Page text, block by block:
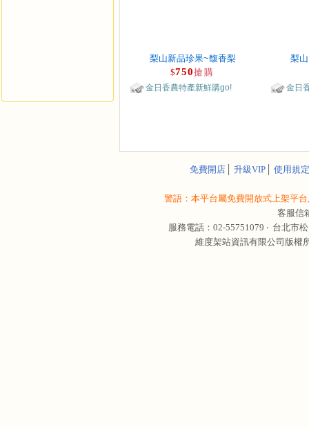
梨山新品珍果~馥香梨
$750搶購
金日香農特產新鮮購go!
梨
金日
免費開店│ 升級VIP│ 使用規定
警語：本平台屬免費開放式上架平
客服信
服務電話：02-55751079 ‧ 台北市
維度架站資訊有限公司版權